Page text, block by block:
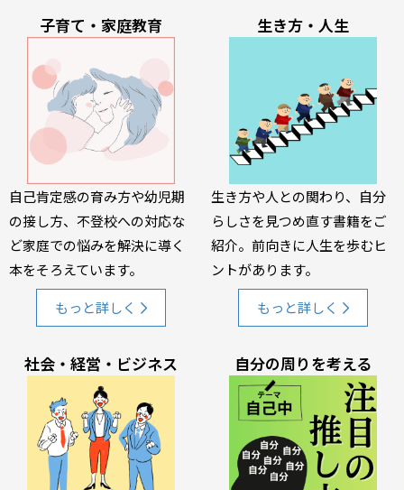
子育て・家庭教育
自己肯定感の育み方や幼児期
の接し方、不登校への対応な
ど家庭での悩みを解決に導く
本をそろえています。
もっと詳しく
生き方・人生
生き方や人との関わり、自分
らしさを見つめ直す書籍をご
紹介。前向きに人生を歩むヒ
ントがあります。
もっと詳しく
社会・経営・ビジネス 自分の周りを考える